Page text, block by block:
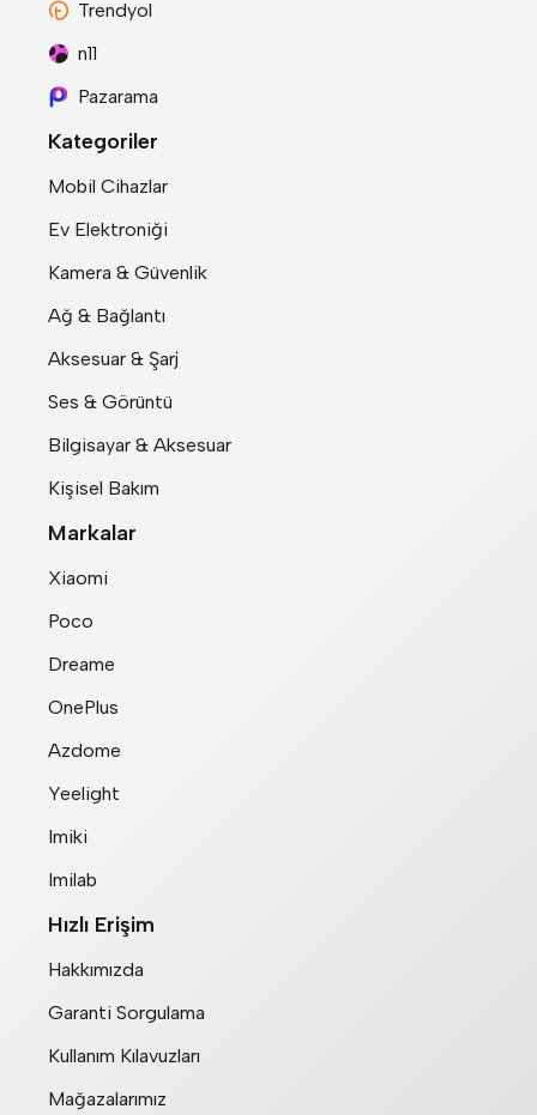
Trendyol
n11
Pazarama
Kategoriler
Mobil Cihazlar
Ev Elektroniği
Kamera & Güvenlik
Ağ & Bağlantı
Aksesuar & Şarj
Ses & Görüntü
Bilgisayar & Aksesuar
Kişisel Bakım
Markalar
Xiaomi
Poco
Dreame
OnePlus
Azdome
Yeelight
Imiki
Imilab
Hızlı Erişim
Hakkımızda
Garanti Sorgulama
Kullanım Kılavuzları
Mağazalarımız